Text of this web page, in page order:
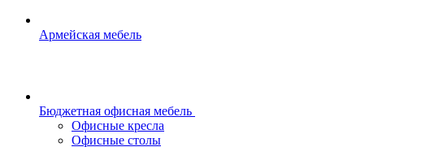
Армейская мебель
Бюджетная офисная мебель
Офисные кресла
Офисные столы